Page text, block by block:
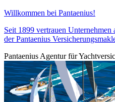
Willkommen bei Pantaenius!
Seit 1899 vertrauen Unternehmen
der Pantaenius
Pantaenius Agentur für